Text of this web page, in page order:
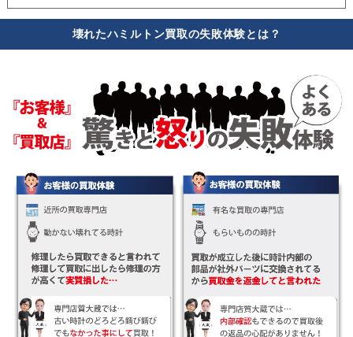
壊れたハミルトン買取の失敗体験とは？